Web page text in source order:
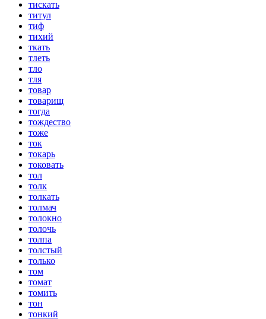
тискать
титул
тиф
тихий
ткать
тлеть
тло
тля
товар
товарищ
тогда
тождество
тоже
ток
токарь
токовать
тол
толк
толкать
толмач
толокно
толочь
толпа
толстый
только
том
томат
томить
тон
тонкий